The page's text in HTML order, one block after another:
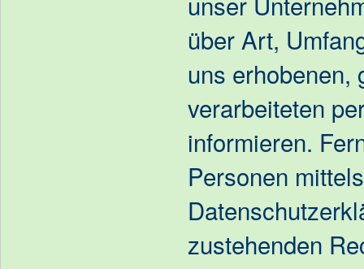
über Art,
uns erhobenen,
verarbeiteten
informieren.
Personen
zustehenden